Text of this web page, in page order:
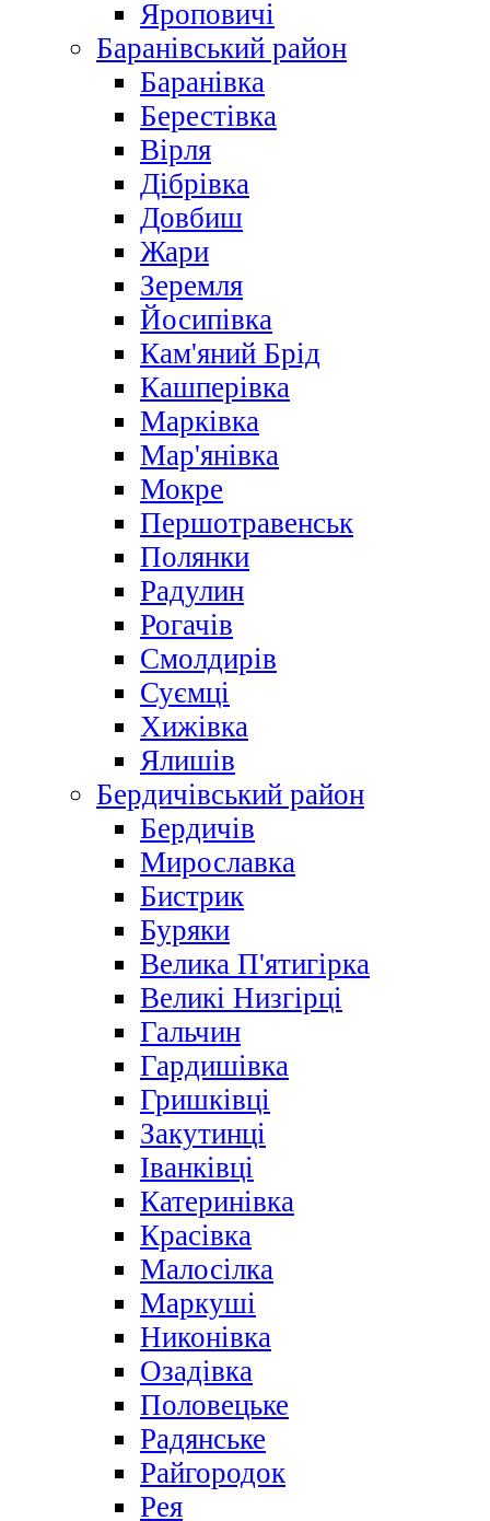
Яроповичі
Баранівський район
Баранівка
Берестівка
Вірля
Дібрівка
Довбиш
Жари
Зеремля
Йосипівка
Кам'яний Брід
Кашперівка
Марківка
Мар'янівка
Мокре
Першотравенськ
Полянки
Радулин
Рогачів
Смолдирів
Суємці
Хижівка
Ялишів
Бердичівський район
Бердичів
Мирославка
Бистрик
Буряки
Велика П'ятигірка
Великі Низгірці
Гальчин
Гардишівка
Гришківці
Закутинці
Іванківці
Катеринівка
Красівка
Малосілка
Маркуші
Никонівка
Озадівка
Половецьке
Радянське
Райгородок
Рея